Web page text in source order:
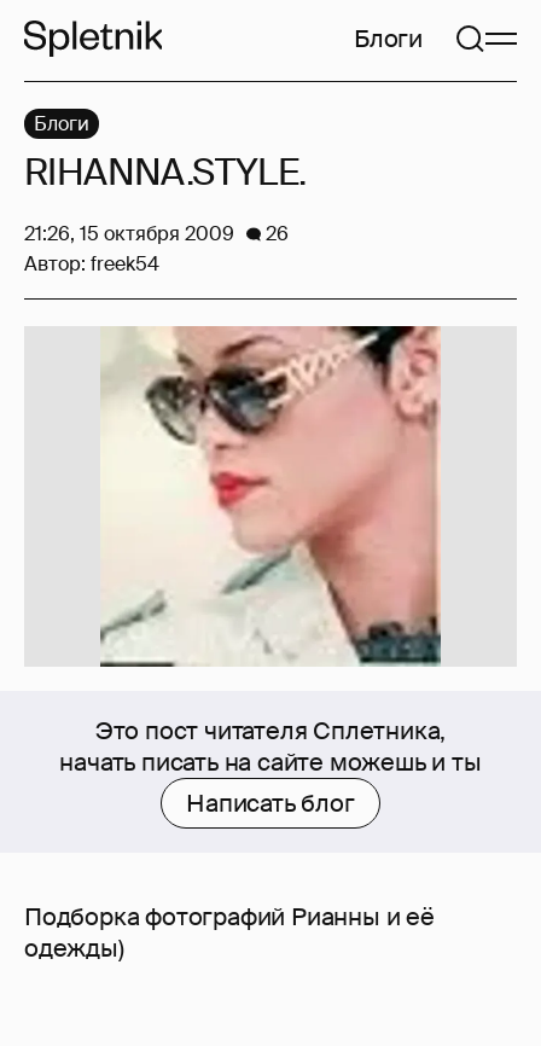
Блоги
Это пост читателя Сплетника,
начать писать на сайте можешь и ты
Написать блог
Подборка фотографий Рианны и её
одежды)
Блоги
RIHANNA.STYLE.
21:26, 15 октября 2009
26
Автор: freek54